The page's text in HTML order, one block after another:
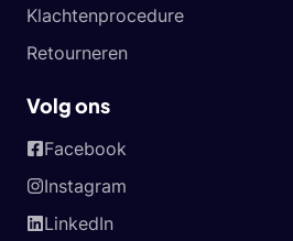
Klachtenprocedure
Retourneren
Volg ons
Facebook
Instagram
LinkedIn